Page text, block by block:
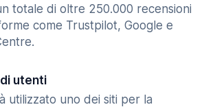
totale di oltre 250.000 recensioni
come Trustpilot, Google e
utenti
utilizzato uno dei siti per la